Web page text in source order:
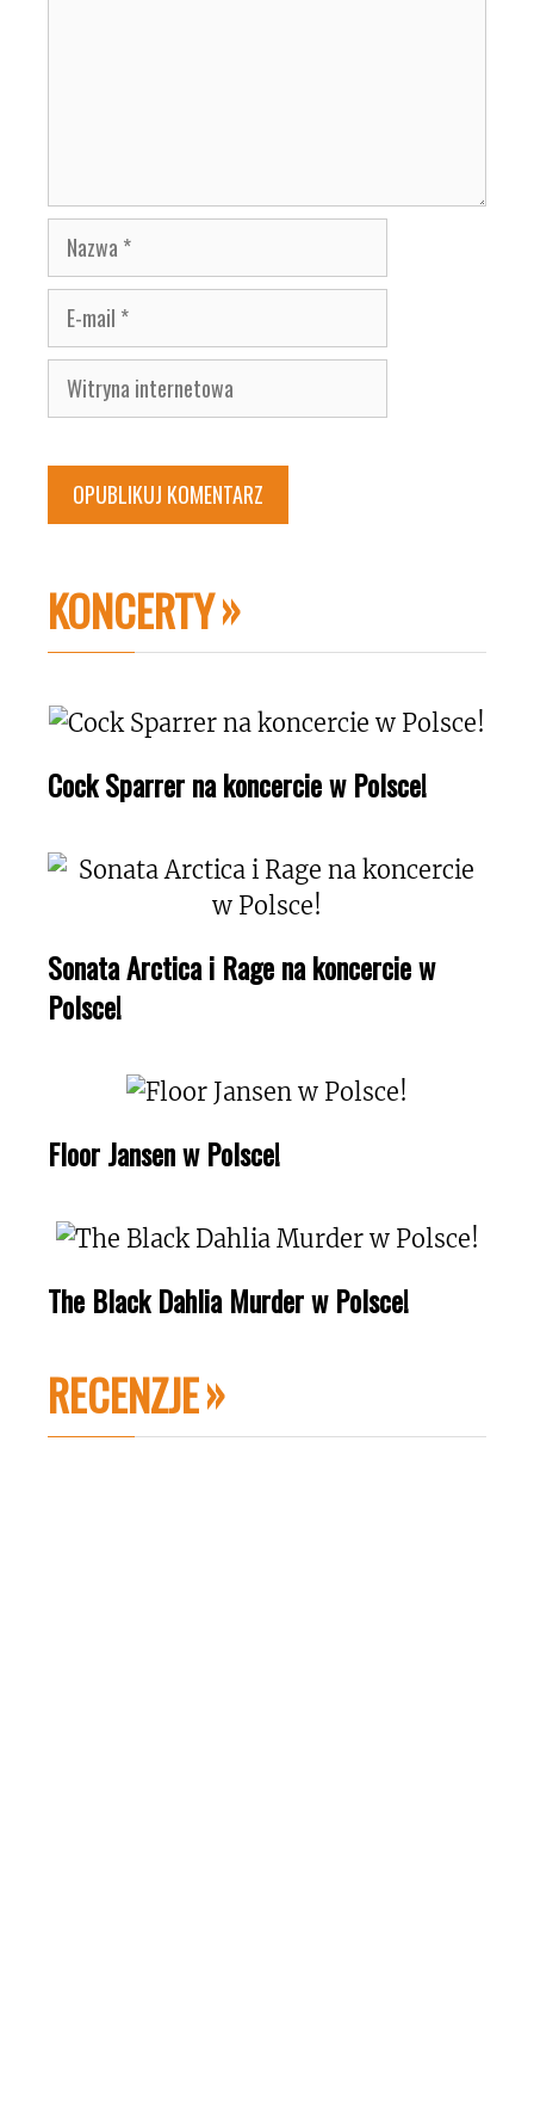
Nazwa
E-
mail
Witryna
internetowa
KONCERTY
Cock Sparrer na koncercie w Polsce!
Sonata Arctica i Rage na koncercie w
Polsce!
Floor Jansen w Polsce!
The Black Dahlia Murder w Polsce!
RECENZJE